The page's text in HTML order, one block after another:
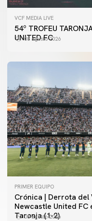
VCF MEDIA LIVE
54º TROFEU
UNITED FC
08 agosto 2026
PRIMER EQUIPO
Crónica | Derrota del
Newcastle United
Taronja (1-2)
08 agosto 2026